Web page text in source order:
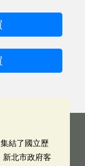
結了國立歷
新北市政府客